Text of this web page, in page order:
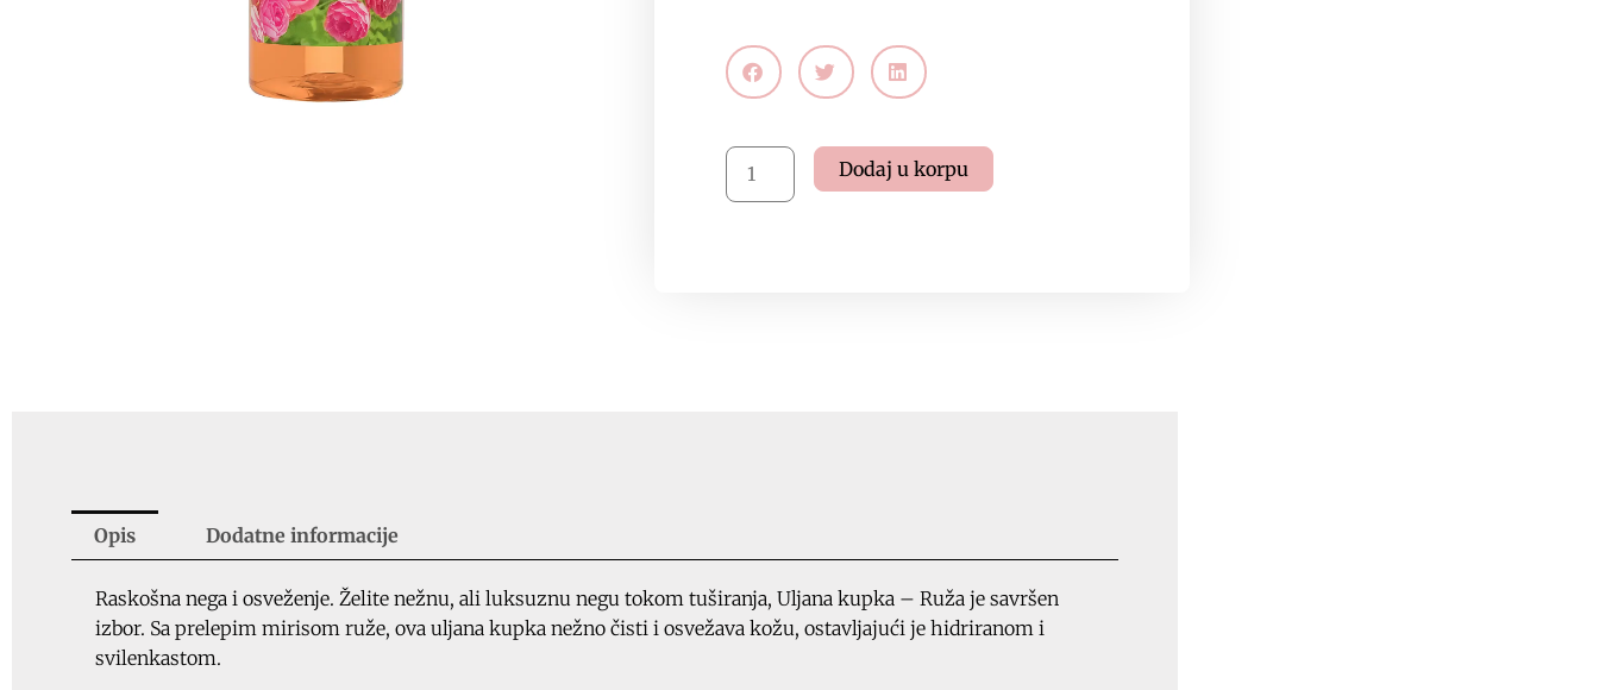
Uljana
kupka
Dodaj u korpu
Opis Dodatne informacije
Raskošna nega i osveženje. Želite nežnu, ali luksuznu negu tokom tuširanja, Uljana kupka – Ruža je savršen
izbor. Sa prelepim mirisom ruže, ova uljana kupka nežno čisti i osvežava kožu, ostavljajući je hidriranom i
svilenkastom.